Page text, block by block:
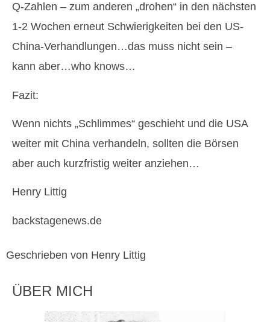
Q-Zahlen – zum anderen „drohen“ in den nächsten
1-2 Wochen erneut Schwierigkeiten bei den US-
China-Verhandlungen…das muss nicht sein –
kann aber…who knows…
Fazit:
Wenn nichts „Schlimmes“ geschieht und die USA
weiter mit China verhandeln, sollten die Börsen
aber auch kurzfristig weiter anziehen…
Henry Littig
backstagenews.de
Geschrieben von Henry Littig
ÜBER MICH